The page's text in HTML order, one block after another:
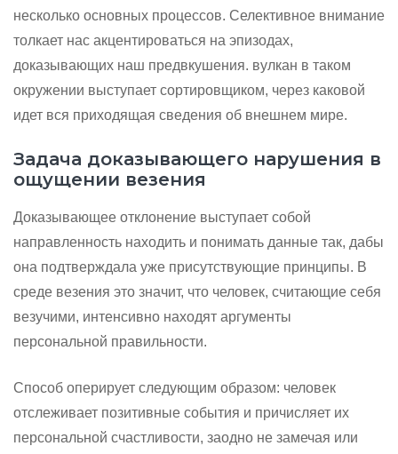
несколько основных процессов. Селективное внимание
толкает нас акцентироваться на эпизодах,
доказывающих наш предвкушения. вулкан в таком
окружении выступает сортировщиком, через каковой
идет вся приходящая сведения об внешнем мире.
Задача доказывающего нарушения в
ощущении везения
Доказывающее отклонение выступает собой
направленность находить и понимать данные так, дабы
она подтверждала уже присутствующие принципы. В
среде везения это значит, что человек, считающие себя
везучими, интенсивно находят аргументы
персональной правильности.
Способ оперирует следующим образом: человек
отслеживает позитивные события и причисляет их
персональной счастливости, заодно не замечая или